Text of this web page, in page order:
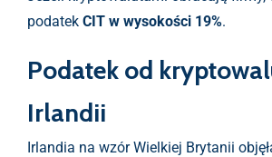
podatek CIT w wysokości 19%.
Podatek od
Irlandii
Irlandia na wzór Wielkiej Brytanii